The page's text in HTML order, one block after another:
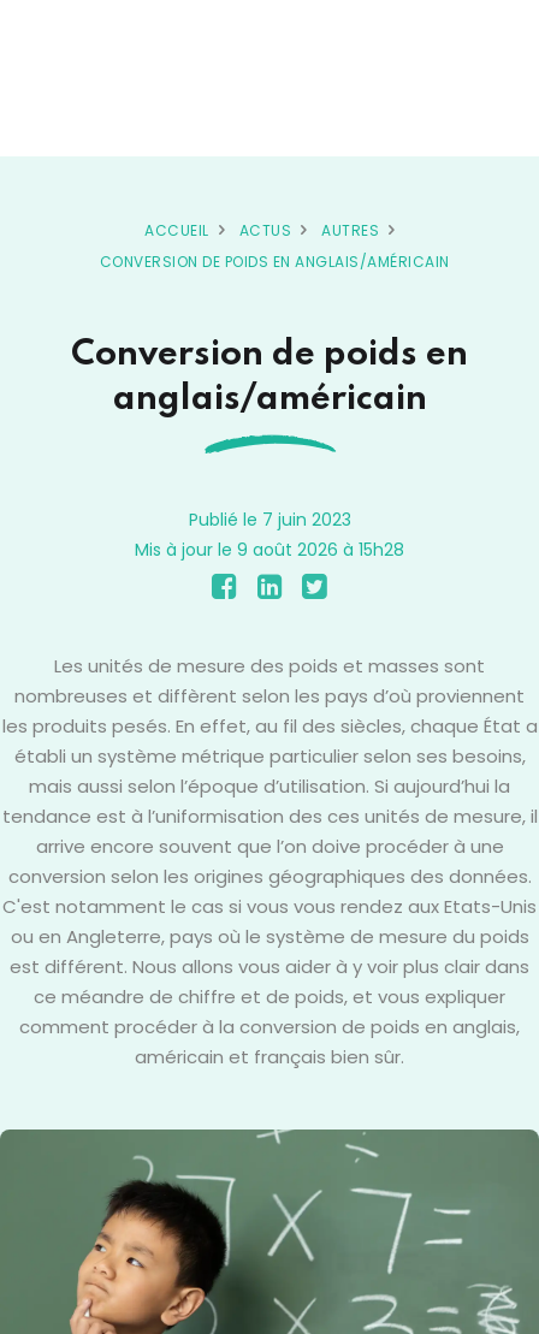
ACCUEIL ACTUS
AUTRES
CONVERSION DE POIDS EN ANGLAIS/AMÉRICAIN
Conversion de poids en
anglais/américain
Publié le 7 juin 2023
Mis à jour le 9 août 2026 à 15h28
Les unités de mesure des poids et masses sont
nombreuses et diffèrent selon les pays d’où proviennent
les produits pesés. En effet, au fil des siècles, chaque État a
établi un système métrique particulier selon ses besoins,
mais aussi selon l’époque d’utilisation. Si aujourd’hui la
tendance est à l’uniformisation des ces unités de mesure, il
arrive encore souvent que l’on doive procéder à une
conversion selon les origines géographiques des données.
C'est notamment le cas si vous vous rendez aux Etats-Unis
ou en Angleterre, pays où le système de mesure du poids
est différent. Nous allons vous aider à y voir plus clair dans
ce méandre de chiffre et de poids, et vous expliquer
comment procéder à la conversion de poids en anglais,
américain et français bien sûr.